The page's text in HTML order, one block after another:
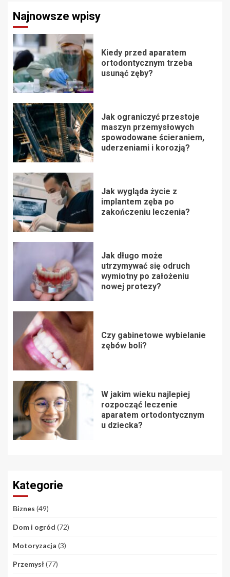
Najnowsze wpisy
Kiedy przed aparatem
ortodontycznym trzeba
usunąć zęby?
Jak ograniczyć przestoje
maszyn przemysłowych
spowodowane ścieraniem,
uderzeniami i korozją?
Jak wygląda życie z
implantem zęba po
zakończeniu leczenia?
Jak długo może
utrzymywać się odruch
wymiotny po założeniu
nowej protezy?
Czy gabinetowe wybielanie
zębów boli?
W jakim wieku najlepiej
rozpocząć leczenie
aparatem ortodontycznym
u dziecka?
Kategorie
Biznes (49)
Dom i ogród (72)
Motoryzacja (3)
Przemysł(77)